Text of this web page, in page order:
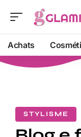
Achats
STYLISME